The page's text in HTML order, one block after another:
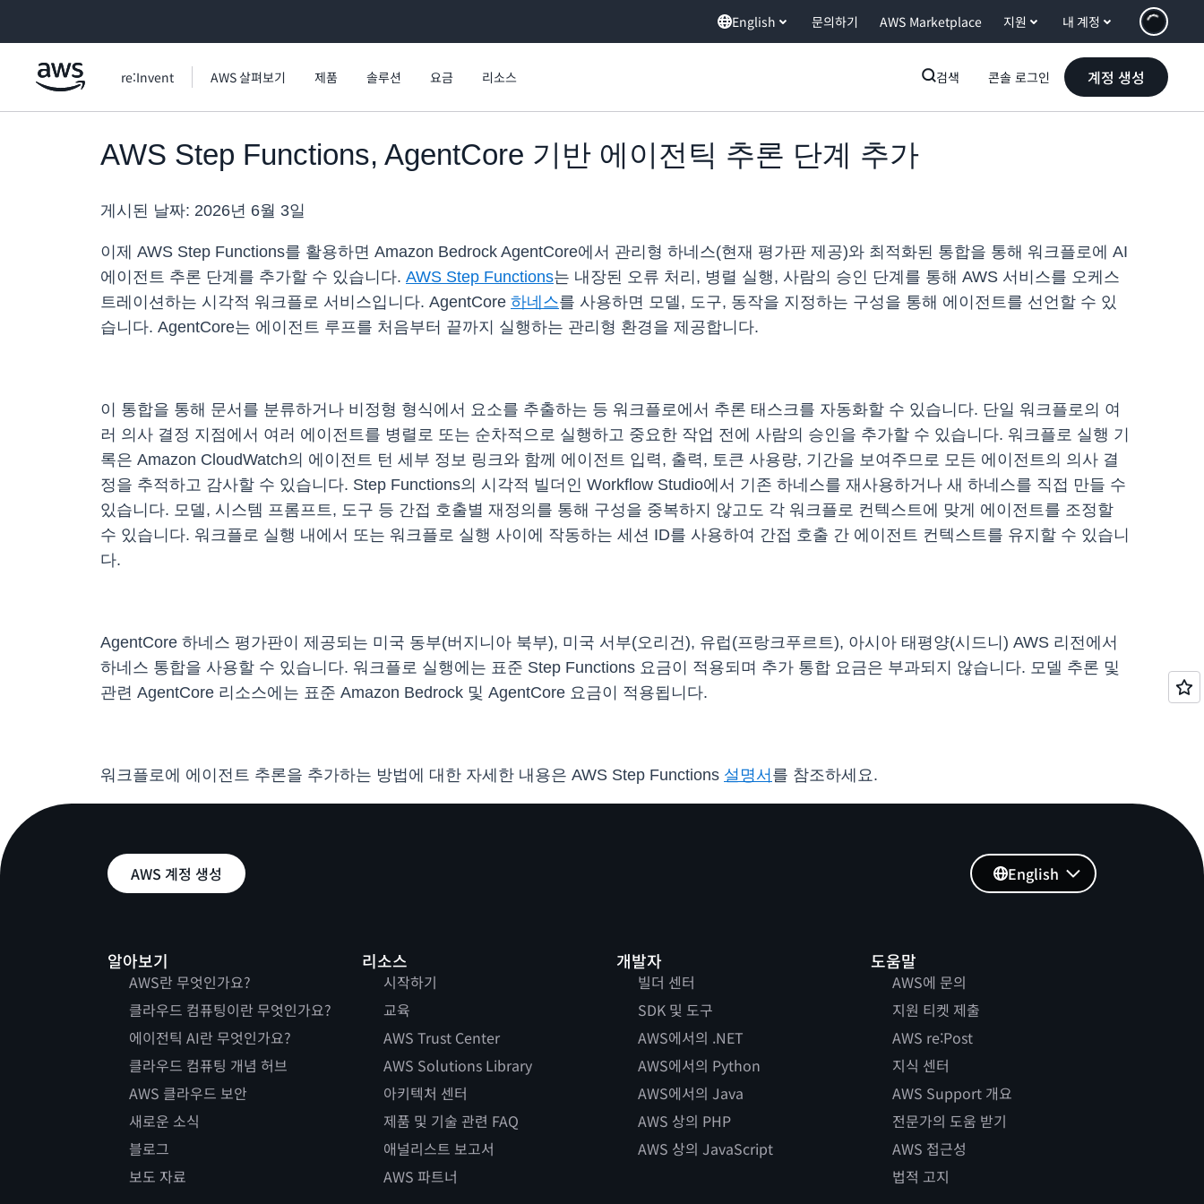
English 문의하기 AWS Marketplace 지원 내 계정
re:Invent AWS 살펴보기 제품 솔루션 요금 리소스 검색 콘솔 로그인 계정 생성
AWS Step Functions, AgentCore 기반 에이전틱 추론 단계 추가
게시된 날짜: 2026년 6월 3일
이제 AWS Step Functions를 활용하면 Amazon Bedrock AgentCore에서 관리형 하네스(현재 평가판 제공)와 최적화된 통합을 통해 워크플로에 AI
에이전트 추론 단계를 추가할 수 있습니다. AWS Step Functions는 내장된 오류 처리, 병렬 실행, 사람의 승인 단계를 통해 AWS 서비스를 오케스
트레이션하는 시각적 워크플로 서비스입니다. AgentCore 하네스를 사용하면 모델, 도구, 동작을 지정하는 구성을 통해 에이전트를 선언할 수 있
습니다. AgentCore는 에이전트 루프를 처음부터 끝까지 실행하는 관리형 환경을 제공합니다.
이 통합을 통해 문서를 분류하거나 비정형 형식에서 요소를 추출하는 등 워크플로에서 추론 태스크를 자동화할 수 있습니다. 단일 워크플로의 여
러 의사 결정 지점에서 여러 에이전트를 병렬로 또는 순차적으로 실행하고 중요한 작업 전에 사람의 승인을 추가할 수 있습니다. 워크플로 실행 기
록은 Amazon CloudWatch의 에이전트 턴 세부 정보 링크와 함께 에이전트 입력, 출력, 토큰 사용량, 기간을 보여주므로 모든 에이전트의 의사 결
정을 추적하고 감사할 수 있습니다. Step Functions의 시각적 빌더인 Workflow Studio에서 기존 하네스를 재사용하거나 새 하네스를 직접 만들 수
있습니다. 모델, 시스템 프롬프트, 도구 등 간접 호출별 재정의를 통해 구성을 중복하지 않고도 각 워크플로 컨텍스트에 맞게 에이전트를 조정할
수 있습니다. 워크플로 실행 내에서 또는 워크플로 실행 사이에 작동하는 세션 ID를 사용하여 간접 호출 간 에이전트 컨텍스트를 유지할 수 있습니
다.
AgentCore 하네스 평가판이 제공되는 미국 동부(버지니아 북부), 미국 서부(오리건), 유럽(프랑크푸르트), 아시아 태평양(시드니) AWS 리전에서
하네스 통합을 사용할 수 있습니다. 워크플로 실행에는 표준 Step Functions 요금이 적용되며 추가 통합 요금은 부과되지 않습니다. 모델 추론 및
관련 AgentCore 리소스에는 표준 Amazon Bedrock 및 AgentCore 요금이 적용됩니다.
워크플로에 에이전트 추론을 추가하는 방법에 대한 자세한 내용은 AWS Step Functions 설명서 를 참조하세요.
AWS 계정 생성
알아보기
AWS란 무엇인가요?
클라우드 컴퓨팅이란 무엇인가요?
에이전틱 AI란 무엇인가요?
클라우드 컴퓨팅 개념 허브
AWS 클라우드 보안
새로운 소식
블로그
보도 자료
리소스
시작하기
교육
AWS Trust Center
AWS Solutions Library
아키텍처 센터
제품 및 기술 관련 FAQ
애널리스트 보고서
AWS 파트너
개발자
빌더 센터
SDK 및 도구
AWS에서의 .NET
AWS에서의 Python
AWS에서의 Java
AWS 상의 PHP
AWS 상의 JavaScript
도움말
AWS에 문의
지원 티켓 제출
AWS re:Post
지식 센터
AWS Support 개요
전문가의 도움 받기
AWS 접근성
법적 고지
English